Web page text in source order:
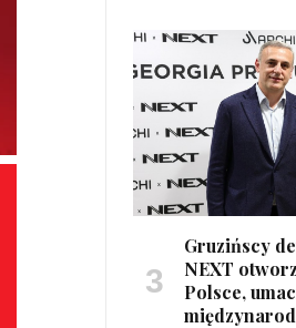
Gruzińscy
NEXT
Polsce,